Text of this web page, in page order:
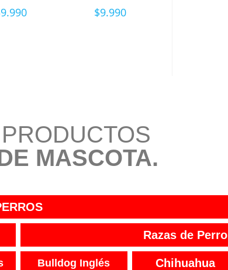
9.990 $9.990
MASCOTA.
Razas de Perro
Bulldog Inglés Chihuahua